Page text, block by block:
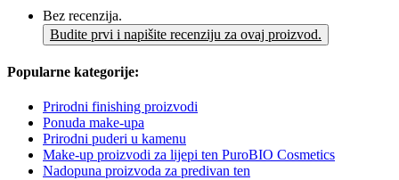
Bez recenzija.
Budite prvi i napišite recenziju za ovaj proizvod.
Popularne kategorije:
Prirodni finishing proizvodi
Ponuda make-upa
Prirodni puderi u kamenu
Make-up proizvodi za lijepi ten PuroBIO Cosmetics
Nadopuna proizvoda za predivan ten